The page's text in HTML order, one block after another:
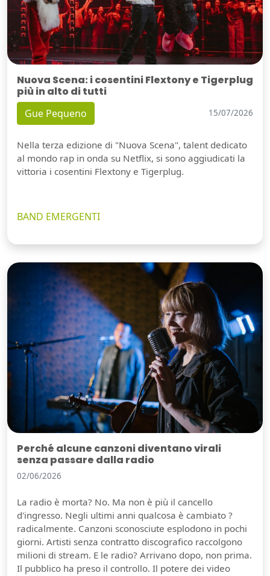
Nuova Scena: i cosentini Flextony e Tigerplug
più in alto di tutti
Gue Pequeno 15/07/2026
Nella terza edizione di "Nuova Scena", talent dedicato
al mondo rap in onda su Netflix, si sono aggiudicati la
vittoria i cosentini Flextony e Tigerplug.
BAND EMERGENTI
Perché alcune canzoni diventano virali
senza passare dalla radio
02/06/2026
La radio è morta? No. Ma non è più il cancello
d'ingresso. Negli ultimi anni qualcosa è cambiato ?
radicalmente. Canzoni sconosciute esplodono in pochi
giorni. Artisti senza contratto discografico raccolgono
milioni di stream. E le radio? Arrivano dopo, non prima.
Il pubblico ha preso il controllo. Il potere dei video